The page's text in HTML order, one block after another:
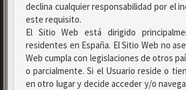
declina cualquier responsabilidad por el
este requisito.
El Sitio Web está dirigido
residentes en España. El Sitio Web no
Web cumpla con legislaciones de otros
o parcialmente. Si el Usuario reside o
en otro lugar y decide acceder y/o